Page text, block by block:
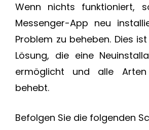
Wenn nichts funktioniert,
Messenger-App neu
Problem zu beheben. Dies
Lösung, die eine
ermöglicht und alle
behebt.
Befolgen Sie die folgenden